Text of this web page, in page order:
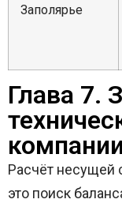
Заполярье
Глава 7.
Расчёт несущей
это поиск